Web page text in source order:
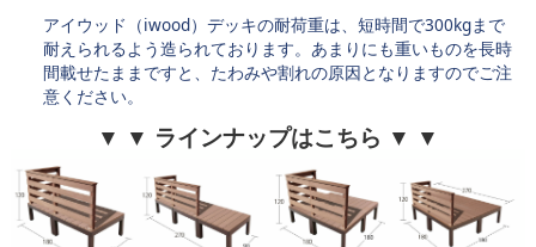
アイウッド（iwood）デッキの耐荷重は、短時間で300kgまで
耐えられるよう造られております。あまりにも重いものを長時
間載せたままですと、たわみや割れの原因となりますのでご注
意ください。
▼ ▼ ラインナップはこちら ▼ ▼